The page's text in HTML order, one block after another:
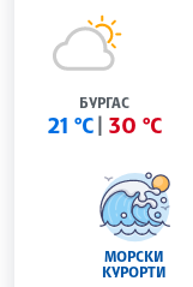
БУРГАС
21 °C 30 °C
МОРСКИ
КУРОРТИ